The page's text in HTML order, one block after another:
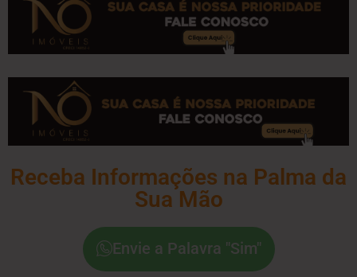
Receba Informações na Palma da
Sua Mão
Envie a Palavra "Sim"